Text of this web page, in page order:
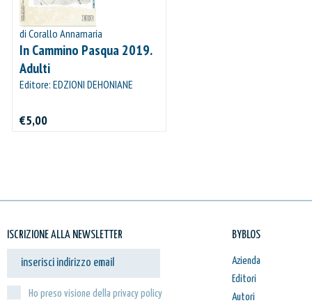
di Corallo Annamaria
In Cammino Pasqua 2019.
Adulti
Editore: EDZIONI DEHONIANE
€5,00
ISCRIZIONE ALLA NEWSLETTER
Ho preso visione della privacy policy
BYBLOS
Azienda
Editori
Autori